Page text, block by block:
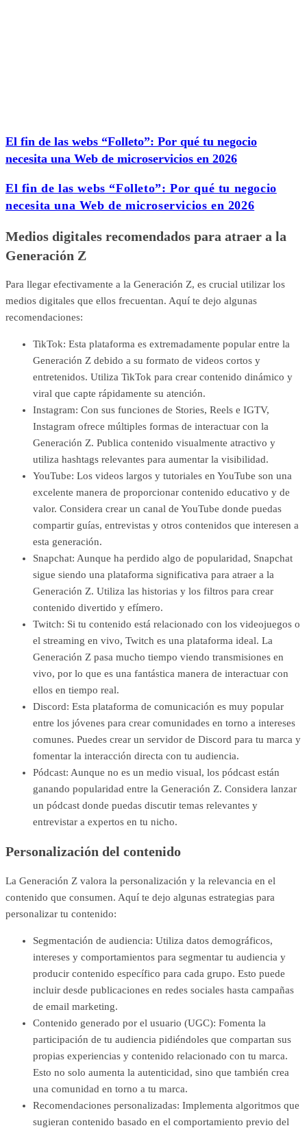
El fin de las webs “Folleto”: Por qué tu negocio
necesita una Web de microservicios en 2026
El fin de las webs “Folleto”: Por qué tu negocio
necesita una Web de microservicios en 2026
Medios digitales recomendados para atraer a la
Generación Z
Para llegar efectivamente a la Generación Z, es crucial utilizar los
medios digitales que ellos frecuentan. Aquí te dejo algunas
recomendaciones:
TikTok: Esta plataforma es extremadamente popular entre la
Generación Z debido a su formato de videos cortos y
entretenidos. Utiliza TikTok para crear contenido dinámico y
viral que capte rápidamente su atención.
Instagram: Con sus funciones de Stories, Reels e IGTV,
Instagram ofrece múltiples formas de interactuar con la
Generación Z. Publica contenido visualmente atractivo y
utiliza hashtags relevantes para aumentar la visibilidad.
YouTube: Los videos largos y tutoriales en YouTube son una
excelente manera de proporcionar contenido educativo y de
valor. Considera crear un canal de YouTube donde puedas
compartir guías, entrevistas y otros contenidos que interesen a
esta generación.
Snapchat: Aunque ha perdido algo de popularidad, Snapchat
sigue siendo una plataforma significativa para atraer a la
Generación Z. Utiliza las historias y los filtros para crear
contenido divertido y efímero.
Twitch: Si tu contenido está relacionado con los videojuegos o
el streaming en vivo, Twitch es una plataforma ideal. La
Generación Z pasa mucho tiempo viendo transmisiones en
vivo, por lo que es una fantástica manera de interactuar con
ellos en tiempo real.
Discord: Esta plataforma de comunicación es muy popular
entre los jóvenes para crear comunidades en torno a intereses
comunes. Puedes crear un servidor de Discord para tu marca y
fomentar la interacción directa con tu audiencia.
Pódcast: Aunque no es un medio visual, los pódcast están
ganando popularidad entre la Generación Z. Considera lanzar
un pódcast donde puedas discutir temas relevantes y
entrevistar a expertos en tu nicho.
Personalización del contenido
La Generación Z valora la personalización y la relevancia en el
contenido que consumen. Aquí te dejo algunas estrategias para
personalizar tu contenido:
Segmentación de audiencia: Utiliza datos demográficos,
intereses y comportamientos para segmentar tu audiencia y
producir contenido específico para cada grupo. Esto puede
incluir desde publicaciones en redes sociales hasta campañas
de email marketing.
Contenido generado por el usuario (UGC): Fomenta la
participación de tu audiencia pidiéndoles que compartan sus
propias experiencias y contenido relacionado con tu marca.
Esto no solo aumenta la autenticidad, sino que también crea
una comunidad en torno a tu marca.
Recomendaciones personalizadas: Implementa algoritmos que
sugieran contenido basado en el comportamiento previo del